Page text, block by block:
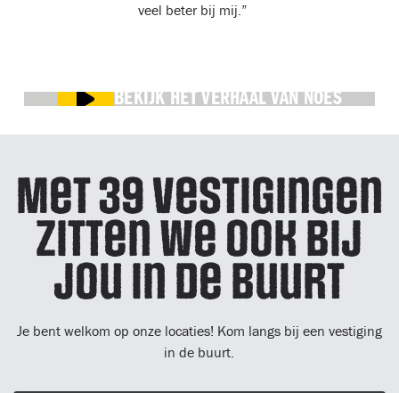
veel beter bij mij.”
BEKIJK HET VERHAAL VAN NOES
Met 39 vestigingen
zitten we ook bij
jou in de buurt
Je bent welkom op onze locaties! Kom langs bij een vestiging
in de buurt.